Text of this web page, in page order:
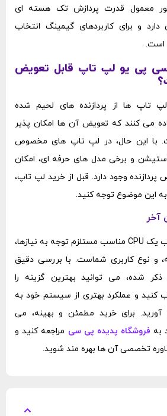
معمول قدرت پردازش تک‌ هسته ‌ای
دارد و برای کاربردهای گیمینگ انتخاب
است.
سی پی یو لپ ‌تاپ قابل تعویض
لپ‌ تاپ‌ ها از پردازنده‌ های لحیم‌ شده
می ‌کنند که تعویض آن ‌ها امکان ‌پذیر
با این حال، در لپ ‌تاپ‌ های مخصوص
و برخی مدل‌ های حرفه ‌ای، امکان
پردازنده وجود دارد. قبل از خرید لپ‌ تاپ،
این موضوع توجه کنید.
انتخاب یک CPU مناسب مستلزم توجه به نیازها،
و نوع کاربری شماست. با بررسی دقیق
ذکر شده، می ‌توانید بهترین گزینه را
کنید و عملکرد بهتری از سیستم خود به
برای خرید مطمئن و بهینه، می
به فروشگاه پدیده پی سی مراجعه کنید و
تخصصی آن ‌ها بهره ‌مند شوید.